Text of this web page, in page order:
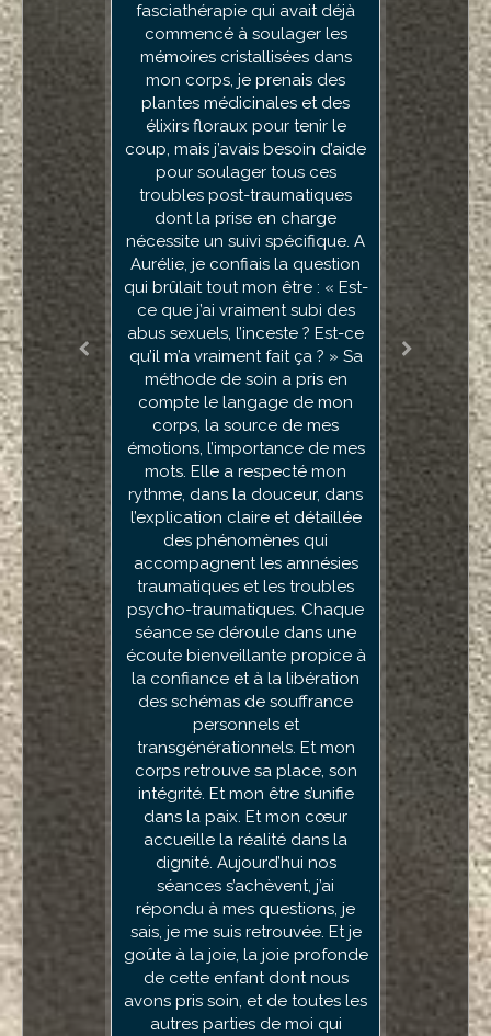
progressivement. C'est
également une personne
profondément humaine,
bienveillante, à l'écoute et sans
aucun jugement. On se sent en
confiance dès les premiers
échanges, avec le sentiment
d'être réellement compris. Je
recommande cette
professionnelle sans la
moindre hésitation à toute
personne souffrant d'une
addiction alimentaire, et en
particulier d'une addiction au
sucre. J'espère simplement
qu'elle pourra encore accueillir
de nouveaux patients, car son
accompagnement mérite
d'être connu.
fasciathérapie qui avait déjà
commencé à soulager les
mémoires cristallisées dans
mon corps, je prenais des
plantes médicinales et des
élixirs floraux pour tenir le
coup, mais j’avais besoin d’aide
pour soulager tous ces
troubles post-traumatiques
dont la prise en charge
nécessite un suivi spécifique. A
Aurélie, je confiais la question
qui brûlait tout mon être : « Est-
ce que j’ai vraiment subi des
abus sexuels, l’inceste ? Est-ce
qu’il m’a vraiment fait ça ? » Sa
méthode de soin a pris en
compte le langage de mon
corps, la source de mes
émotions, l’importance de mes
mots. Elle a respecté mon
rythme, dans la douceur, dans
l’explication claire et détaillée
des phénomènes qui
accompagnent les amnésies
traumatiques et les troubles
psycho-traumatiques. Chaque
séance se déroule dans une
écoute bienveillante propice à
la confiance et à la libération
des schémas de souffrance
personnels et
transgénérationnels. Et mon
corps retrouve sa place, son
intégrité. Et mon être s’unifie
dans la paix. Et mon cœur
accueille la réalité dans la
dignité. Aujourd’hui nos
séances s’achèvent, j’ai
répondu à mes questions, je
sais, je me suis retrouvée. Et je
goûte à la joie, la joie profonde
de cette enfant dont nous
avons pris soin, et de toutes les
autres parties de moi qui